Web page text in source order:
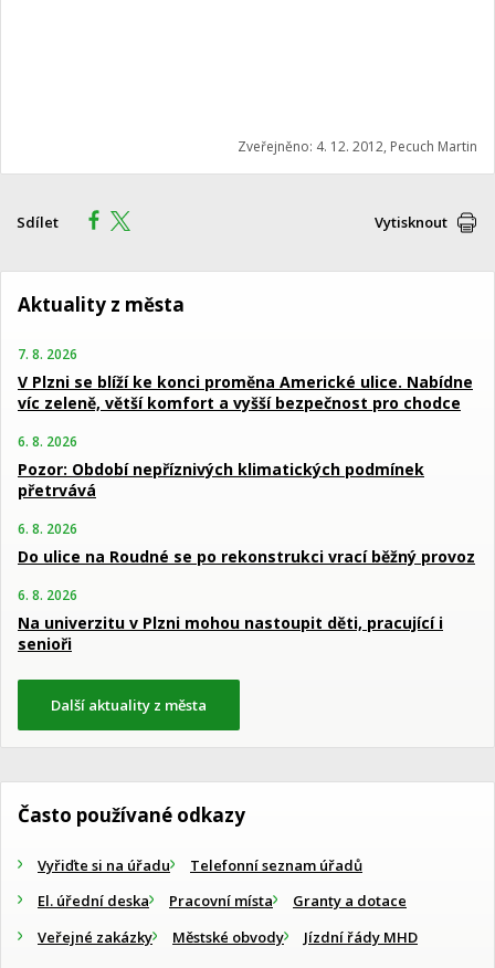
Zveřejněno: 4. 12. 2012, Pecuch Martin
Sdílet Vytisknout
Aktuality z města
7. 8. 2026
V Plzni se blíží ke konci proměna Americké ulice. Nabídne
víc zeleně, větší komfort a vyšší bezpečnost pro chodce
6. 8. 2026
Pozor: Období nepříznivých klimatických podmínek
přetrvává
6. 8. 2026
Do ulice na Roudné se po rekonstrukci vrací běžný provoz
6. 8. 2026
Na univerzitu v Plzni mohou nastoupit děti, pracující i
senioři
Další aktuality z města
Často používané odkazy
Vyřiďte si na úřadu
Telefonní seznam úřadů
El. úřední deska
Pracovní místa
Granty a dotace
Veřejné zakázky
Městské obvody Jízdní řády MHD